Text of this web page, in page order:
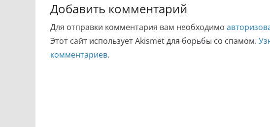
Добавить комментарий
Для отправки комментария вам необходимо
Этот сайт использует Akismet для борьбы со спамом.
комментариев.